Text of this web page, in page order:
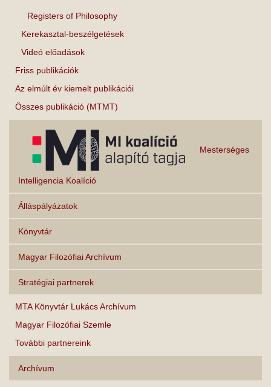
Registers of Philosophy
Kerekasztal-beszélgetések
Videó előadások
Friss publikációk
Az elmúlt év kiemelt publikációi
Összes publikáció (MTMT)
Mesterséges
Intelligencia Koalíció
Álláspályázatok
Könyvtár
Magyar Filozófiai Archívum
Stratégiai partnerek
MTA Könyvtár Lukács Archívum
Magyar Filozófiai Szemle
További partnereink
Archívum